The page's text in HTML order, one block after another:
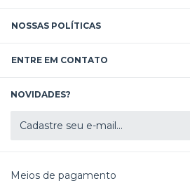
NOSSAS POLÍTICAS
ENTRE EM CONTATO
NOVIDADES?
Meios de pagamento